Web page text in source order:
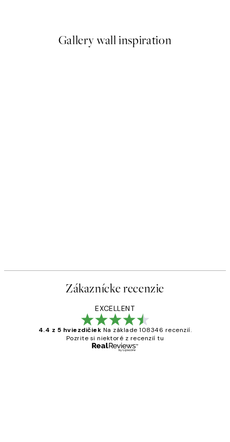
Gallery wall inspiration
Zákaznícke recenzie
EXCELLENT
4.4 z 5 hviezdičiek Na základe 108346 recenzií.
Pozrite si niektoré z recenzií tu